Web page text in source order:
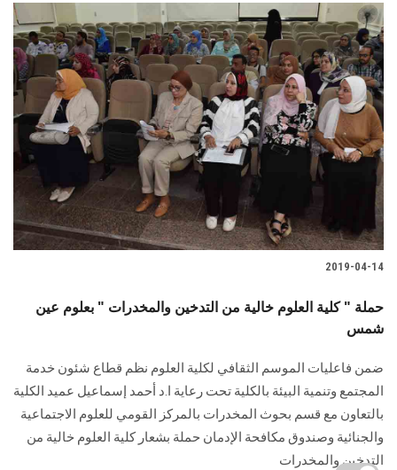
2019-04-14
حملة " كلية العلوم خالية من التدخين والمخدرات " بعلوم عين
شمس
ضمن فاعليات الموسم الثقافي لكلية العلوم نظم قطاع شئون خدمة
المجتمع وتنمية البيئة بالكلية تحت رعاية ا.د أحمد إسماعيل عميد الكلية
بالتعاون مع قسم بحوث المخدرات بالمركز القومي للعلوم الاجتماعية
والجنائية وصندوق مكافحة الإدمان حملة بشعار كلية العلوم خالية من
التدخين والمخدرات